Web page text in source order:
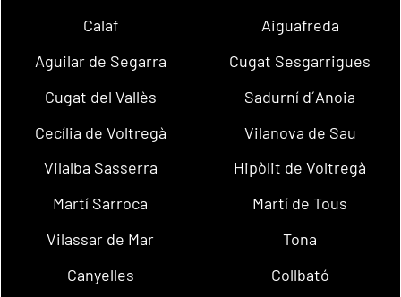
Calaf
Aiguafreda
Aguilar de Segarra
Cugat Sesgarrigues
Cugat del Vallès
Sadurní d´Anoia
Cecília de Voltregà
Vilanova de Sau
Vilalba Sasserra
Hipòlit de Voltregà
Martí Sarroca
Martí de Tous
Vilassar de Mar
Tona
Canyelles
Collbató